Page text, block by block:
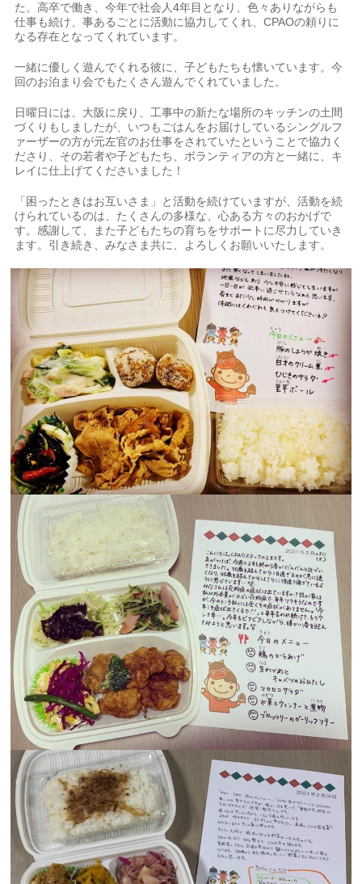
た。高卒で働き、今年で社会人4年目となり、色々ありながらも
仕事も続け、事あるごとに活動に協力してくれ、CPAOの頼りに
なる存在となってくれています。
一緒に優しく遊んでくれる彼に、子どもたちも懐いています。今
回のお泊まり会でもたくさん遊んでくれていました。
日曜日には、大阪に戻り、工事中の新たな場所のキッチンの土間
づくりもしましたが、いつもごはんをお届けしているシングルフ
ァーザーの方が元左官のお仕事をされていたということで協力く
ださり、その若者や子どもたち、ボランティアの方と一緒に、キ
レイに仕上げてくださいました！
「困ったときはお互いさま」と活動を続けていますが、活動を続
けられているのは、たくさんの多様な、心ある方々のおかげで
す。感謝して、また子どもたちの育ちをサポートに尽力していき
ます。引き続き、みなさま共に、よろしくお願いいたします。